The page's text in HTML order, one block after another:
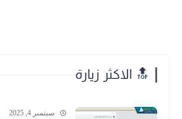
🔝 الاكثر زيارة
سبتمبر 4, 2025